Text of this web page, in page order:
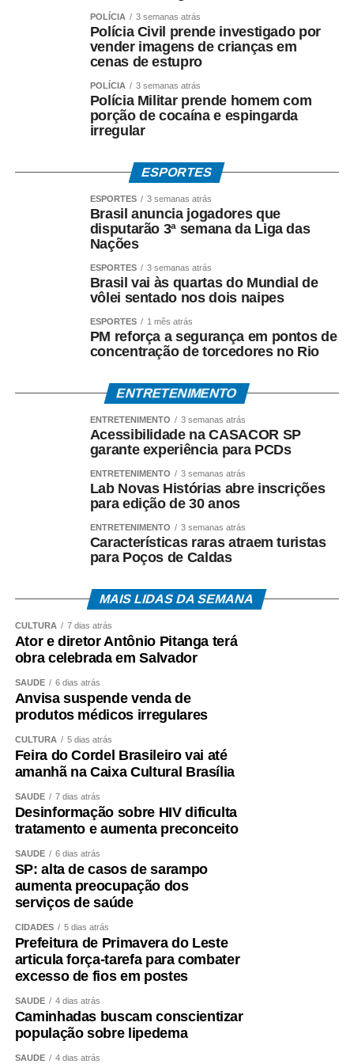
chamada “dose zero”, que não substitui as doses
previstas no calendário regular.
A vacina só é contraindicada para gestantes, crianças
menores de 6 meses, pessoas com imunossupressão
grave ou com histórico de reação alérgica grave a algum
dos componentes.
WhatsApp
Facebook
TwitterMessenger
POLÍCIA 3 semanas atrás
Polícia Civil prende investigado por
vender imagens de crianças em
cenas de estupro
POLÍCIA 3 semanas atrás
Polícia Militar prende homem com
porção de cocaína e espingarda
irregular
ESPORTES
ESPORTES 3 semanas atrás
Brasil anuncia jogadores que
disputarão 3ª semana da Liga das
Nações
ESPORTES 3 semanas atrás
Brasil vai às quartas do Mundial de
vôlei sentado nos dois naipes
ESPORTES 1 mês atrás
PM reforça a segurança em pontos de
concentração de torcedores no Rio
ENTRETENIMENTO
ENTRETENIMENTO 3 semanas atrás
Acessibilidade na CASACOR SP
garante experiência para PCDs
ENTRETENIMENTO 3 semanas atrás
Lab Novas Histórias abre inscrições
para edição de 30 anos
ENTRETENIMENTO 3 semanas atrás
Características raras atraem turistas
para Poços de Caldas
MAIS LIDAS DA SEMANA
CULTURA 7 dias atrás
Ator e diretor Antônio Pitanga terá
obra celebrada em Salvador
SAÚDE 6 dias atrás
Anvisa suspende venda de
produtos médicos irregulares
CULTURA 5 dias atrás
Feira do Cordel Brasileiro vai até
amanhã na Caixa Cultural Brasília
SAÚDE 7 dias atrás
Desinformação sobre HIV dificulta
tratamento e aumenta preconceito
SAÚDE 6 dias atrás
SP: alta de casos de sarampo
aumenta preocupação dos
serviços de saúde
CIDADES 5 dias atrás
Prefeitura de Primavera do Leste
articula força-tarefa para combater
excesso de fios em postes
SAÚDE 4 dias atrás
Caminhadas buscam conscientizar
população sobre lipedema
SAÚDE 4 dias atrás